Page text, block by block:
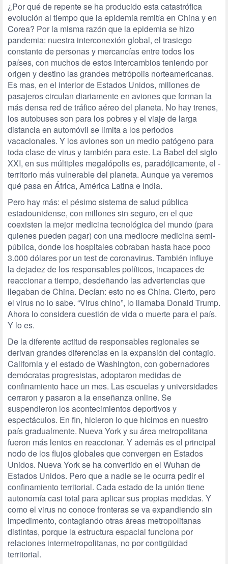
¿Por qué de repente se ha producido esta catastrófica
evolución al tiempo que la epidemia remitía en China y en
Corea? Por la misma razón que la epidemia se hizo
pandemia: nuestra interconexión global, el trasiego
constante de personas y mercancías entre todos los
países, con muchos de estos intercambios teniendo por
origen y destino las grandes metrópolis norteamericanas.
Es mas, en el interior de Estados Unidos, millones de
pasajeros circulan diariamente en aviones que forman la
más densa red de tráfico aéreo del planeta. No hay trenes,
los autobuses son para los pobres y el viaje de larga
distancia en automóvil se limita a los periodos
vacacionales. Y los aviones son un medio patógeno para
toda clase de virus y también para este. La Babel del siglo
XXI, en sus múltiples megalópolis es, paradójicamente, el­­ ­
territorio más vulnerable del planeta. Aunque ya veremos
qué pasa en África, América Latina e India.
Pero hay más: el pésimo sistema de salud pública
estadounidense, con millones sin seguro, en el que
coexisten la mejor medicina tecnológica del mundo (para
quienes pueden pagar) con una mediocre medicina semi­
pública, donde los hospitales cobraban hasta hace poco
3.000 dólares por un test de co­ronavirus. También influye
la dejadez de los responsables políticos, incapaces de
reaccionar a tiempo, desdeñando las advertencias que
llegaban de China. Decían: esto no es China. Cierto, pero
el virus no lo sabe. “Virus chino”, lo llamaba Donald Trump.
Ahora lo consi­dera cuestión de vida o muerte para el país.
Y lo es.
De la diferente actitud de responsables regionales se
derivan grandes ­diferencias en la expansión del contagio.
California y el estado de Washington, con gobernadores
demócratas progresistas, adoptaron medidas de
confinamiento hace un mes. Las escuelas y universidades
cerraron y pasaron a la enseñanza online. Se
suspendieron los acontecimientos deportivos y
espectáculos. En fin, hicieron lo que hicimos en nuestro
país gradualmente. Nueva York y su área metropolitana
fueron más lentos en reaccionar. Y además es el principal
nodo de los flujos globales que convergen en Estados
Unidos. Nueva York se ha convertido en el Wuhan de
Estados Unidos. Pero que a nadie se le ocurra pedir el
confinamiento territorial. Cada estado de la unión tiene
autonomía casi total para aplicar sus propias medidas. Y
como el virus no conoce fronteras se va expandiendo sin
impedimento, contagiando otras áreas metropolitanas
distintas, porque la estructura espacial funciona por
relaciones intermetropolitanas, no por contigüidad
territorial.